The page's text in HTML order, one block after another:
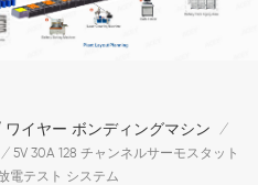
イヤー ボンディングマシン /
/ 5V 30A 128 チャンネルサーモスタット
電テスト システム